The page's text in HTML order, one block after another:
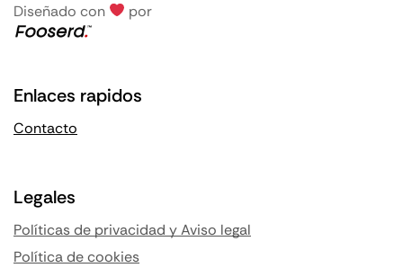
Diseñado con por
Enlaces rapidos
Contacto
Legales
Políticas de privacidad y Aviso legal
Política de cookies